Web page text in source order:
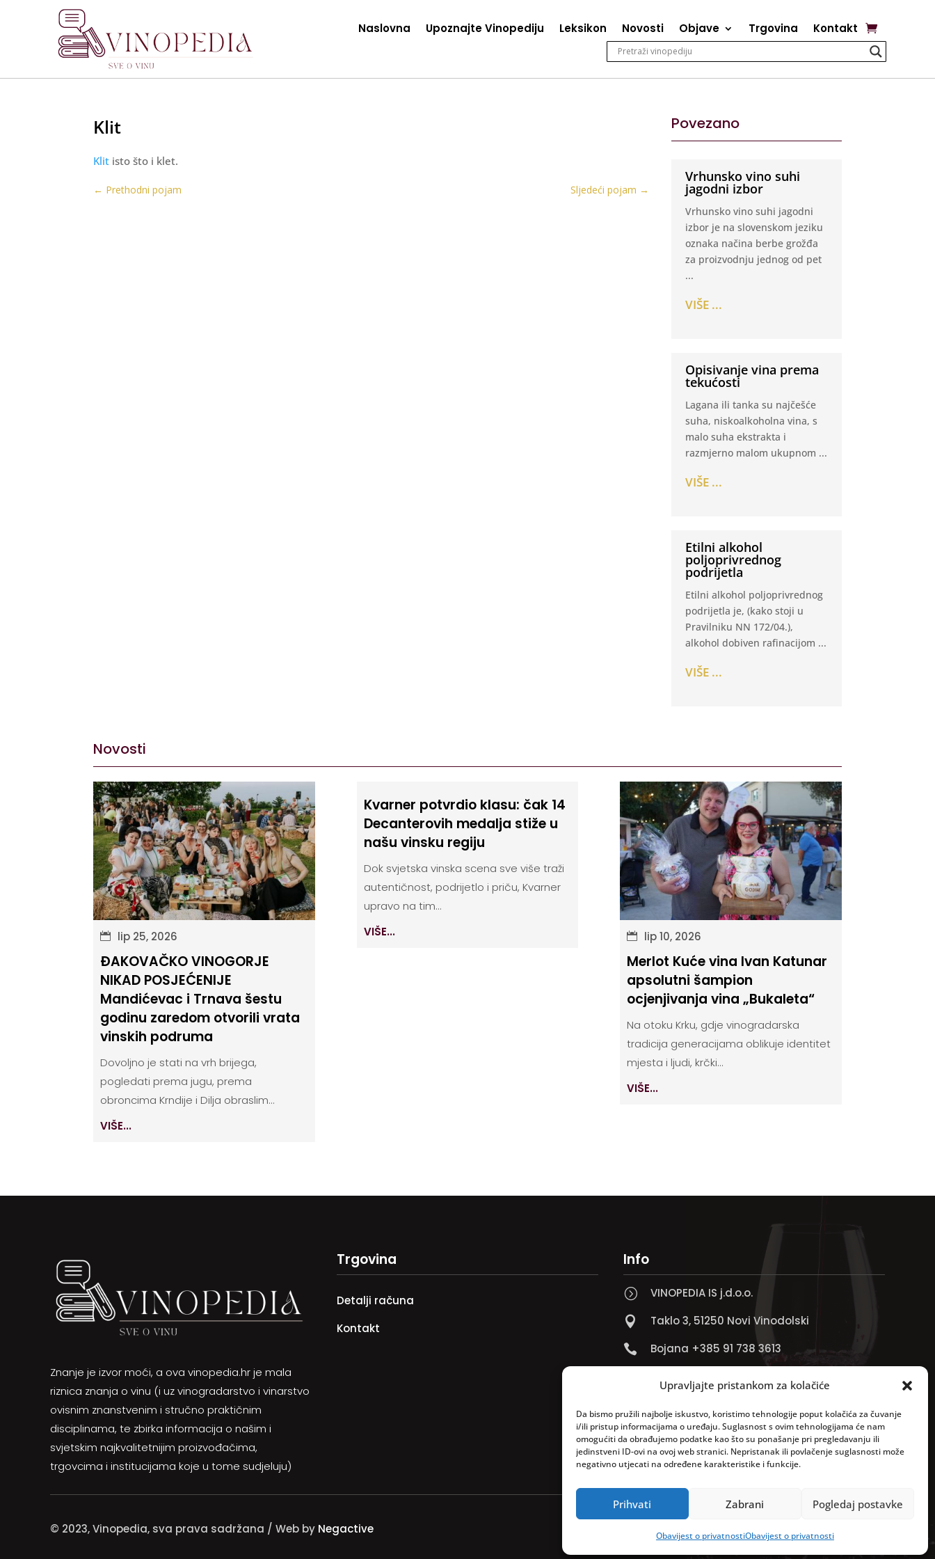
Upravljajte pristankom za kolačiće
Da bismo pružili najbolje iskustvo, koristimo tehnologije poput kolačića za čuvanje
i/ili pristup informacijama o uređaju. Suglasnost s ovim tehnologijama će nam
omogućiti da obrađujemo podatke kao što su ponašanje pri pregledavanju ili
jedinstveni ID-ovi na ovoj web stranici. Nepristanak ili povlačenje suglasnosti može
negativno utjecati na određene karakteristike i funkcije.
Prihvati Zabrani Pogledaj postavke
Obavijest o privatnostiObavijest o privatnosti
Naslovna Upoznajte Vinopediju Leksikon Novosti Objave Trgovina Kontakt
Klit
Klit isto što i klet.
← Prethodni pojam Sljedeći pojam →
Povezano
Vrhunsko vino suhi
jagodni izbor
Vrhunsko vino suhi jagodni
izbor je na slovenskom jeziku
oznaka načina berbe grožđa
za proizvodnju jednog od pet
...
VIŠE ...
Opisivanje vina prema
tekućosti
Lagana ili tanka su najčešće
suha, niskoalkoholna vina, s
malo suha ekstrakta i
razmjerno malom ukupnom ...
VIŠE ...
Etilni alkohol
poljoprivrednog
podrijetla
Etilni alkohol poljoprivrednog
podrijetla je, (kako stoji u
Pravilniku NN 172/04.),
alkohol dobiven rafinacijom ...
VIŠE ...
Novosti
lip 25, 2026
ĐAKOVAČKO VINOGORJE
NIKAD POSJEĆENIJE
Mandićevac i Trnava šestu
godinu zaredom otvorili vrata
vinskih podruma
Dovoljno je stati na vrh brijega,
pogledati prema jugu, prema
obroncima Krndije i Dilja obraslim...
VIŠE...
Kvarner potvrdio klasu: čak 14
Decanterovih medalja stiže u
našu vinsku regiju
Dok svjetska vinska scena sve više traži
autentičnost, podrijetlo i priču, Kvarner
upravo na tim...
VIŠE...
lip 10, 2026
Merlot Kuće vina Ivan Katunar
apsolutni šampion
ocjenjivanja vina „Bukaleta“
Na otoku Krku, gdje vinogradarska
tradicija generacijama oblikuje identitet
mjesta i ljudi, krčki...
VIŠE...
Znanje je izvor moći, a ova vinopedia.hr je mala
riznica znanja o vinu (i uz vinogradarstvo i vinarstvo
ovisnim znanstvenim i stručno praktičnim
disciplinama, te zbirka informacija o našim i
svjetskim najkvalitetnijim proizvođačima,
trgovcima i institucijama koje u tome sudjeluju)
Trgovina
Detalji računa
Kontakt
Info
= VINOPEDIA IS j.d.o.o.
 Taklo 3, 51250 Novi Vinodolski
 Bojana +385 91 738 3613
© 2023, Vinopedia, sva prava sadržana / Web by Negactive